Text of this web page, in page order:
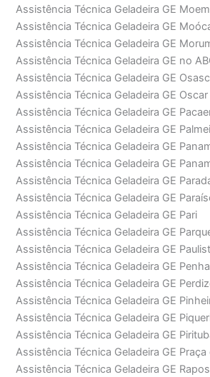
Assistência Técnica Geladeira GE
Assistência Técnica Geladeira GE
Assistência Técnica Geladeira GE
Assistência Técnica Geladeira GE no
Assistência Técnica Geladeira GE
Assistência Técnica Geladeira GE Oscar
Assistência Técnica Geladeira GE
Assistência Técnica Geladeira GE
Assistência Técnica Geladeira GE
Assistência Técnica Geladeira GE
Assistência Técnica Geladeira GE
Assistência Técnica Geladeira GE
Assistência Técnica Geladeira GE Pari
Assistência Técnica Geladeira GE
Assistência Técnica Geladeira GE
Assistência Técnica Geladeira GE Penha
Assistência Técnica Geladeira GE
Assistência Técnica Geladeira GE
Assistência Técnica Geladeira GE
Assistência Técnica Geladeira GE
Assistência Técnica Geladeira GE
Assistência Técnica Geladeira GE